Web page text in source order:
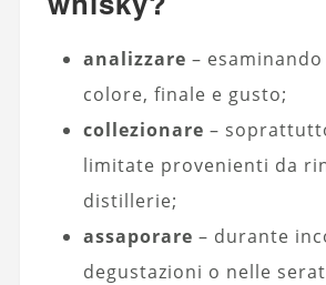
analizzare –
colore, finale e gusto;
collezionare –
limitate provenienti da
distillerie;
assaporare – durante
degustazioni o nelle